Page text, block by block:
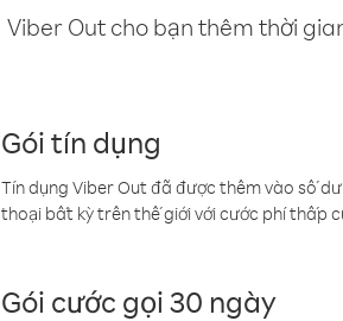
Viber Out cho bạn thêm thời
Gói tín dụng
Tín dụng Viber Out đã được thêm vào số
thoại bất kỳ trên thế giới với cước phí thấp
Gói cước gọi 30 ngày